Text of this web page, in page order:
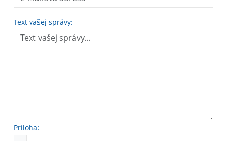
Text vašej správy:
Príloha: